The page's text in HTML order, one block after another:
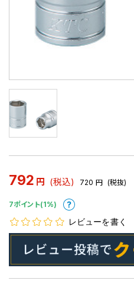
792 円 (税込) 720 円 (税抜)
7ポイント(1%)
レビューを書く